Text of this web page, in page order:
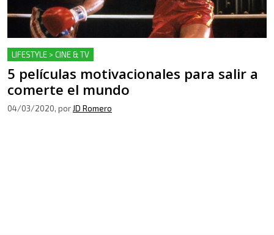
LIFESTYLE > CINE & TV
5 películas motivacionales para salir a
comerte el mundo
04/03/2020, por JD Romero